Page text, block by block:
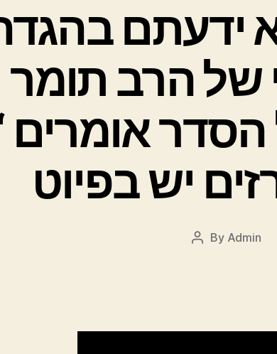
ידעתם
של הרב תומר
הסדר אומרים
Post
By Admin